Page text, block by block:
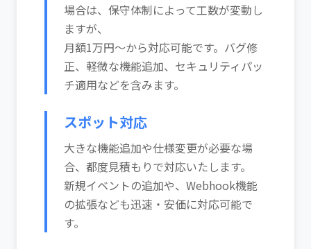
場合は、保守体制によって工数が変動し
ますが、
月額1万円～から対応可能です。バグ修
正、軽微な機能追加、セキュリティパッ
チ適用などを含みます。
スポット対応
大きな機能追加や仕様変更が必要な場
合、都度見積もりで対応いたします。
新規イベントの追加や、Webhook機能
の拡張なども迅速・安価に対応可能で
す。